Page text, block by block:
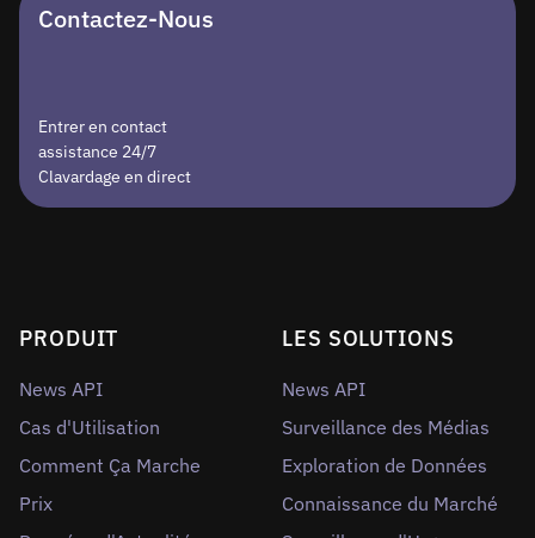
Contactez-Nous
Entrer en contact
assistance 24/7
Clavardage en direct
PRODUIT
News API
Cas d'Utilisation
Comment Ça Marche
Prix
LES SOLUTIONS
News API
Surveillance des Médias
Exploration de Données
Connaissance du Marché